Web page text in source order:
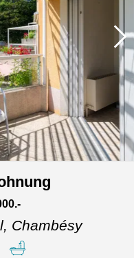
Chambésy